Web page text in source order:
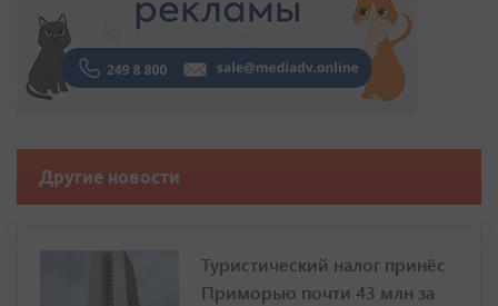
Другие новости
Туристический налог принёс
Приморью почти 43 млн за